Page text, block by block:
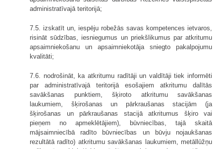
administratīvajā teritorijā;
7.5. izskatīt un, iespēju robežās savas kompetences ietvaros,
risināt sūdzības, iesniegumus un priekšlikumus par atkritumu
apsaimniekošanu un apsaimniekotāja sniegto pakalpojumu
kvalitāti;
7.6. nodrošināt, ka atkritumu radītāji un valdītāji tiek informēti
par administratīvajā teritorijā esošajiem atkritumu dalītās
savākšanas punktiem, šķiroto atkritumu savākšanas
laukumiem, šķirošanas un pārkraušanas stacijām (ja
šķirošanas un pārkraušanas stacijā atkritumus šķiro vai
pieņem no apmeklētājiem), būvniecības, tajā skaitā
mājsaimniecībā radīto būvniecības un būvju nojaukšanas
rezultātā radīto) atkritumu savākšanas laukumiem, metāllūžņu